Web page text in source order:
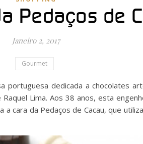
Pedaços de
Janeiro 2, 2017
Gourmet
portuguesa dedicada a chocolates
Lima. Aos 38 anos, esta
a cara da Pedaços de Cacau, que